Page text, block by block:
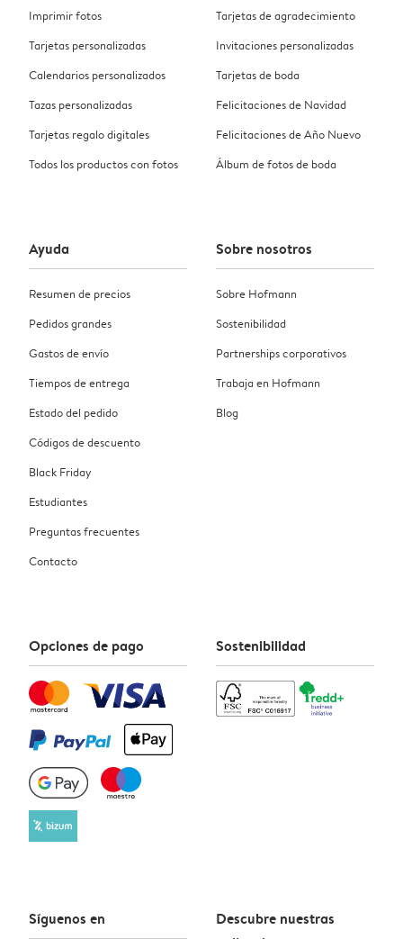
Imprimir fotos
Tarjetas personalizadas
Calendarios personalizados
Tazas personalizadas
Tarjetas regalo digitales
Todos los productos con fotos
Tarjetas de agradecimiento
Invitaciones personalizadas
Tarjetas de boda
Felicitaciones de Navidad
Felicitaciones de Año Nuevo
Álbum de fotos de boda
Ayuda
Resumen de precios
Pedidos grandes
Gastos de envío
Tiempos de entrega
Estado del pedido
Códigos de descuento
Black Friday
Estudiantes
Preguntas frecuentes
Contacto
Sobre nosotros
Sobre Hofmann
Sostenibilidad
Partnerships corporativos
Trabaja en Hofmann
Blog
Opciones de pago Sostenibilidad
Síguenos en
Descubre nuestras